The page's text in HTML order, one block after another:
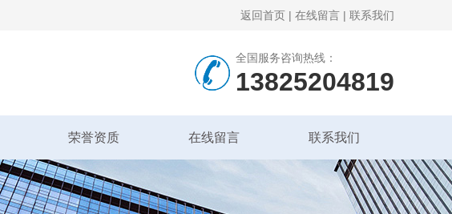
返回首页 | 在线留言 | 联系我们
全国服务咨询热线：
13825204819
荣誉资质 在线留言 联系我们